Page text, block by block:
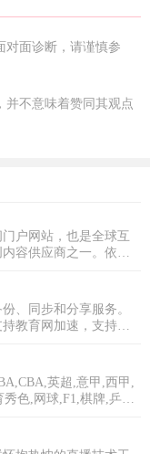
对面诊断，请谨慎参
并不意味着赞同其观点
户网站，也是全球互
容供应商之一。依托
、图片、视频等多样
中新网动态新闻及时
被国内外网络媒体大
、同步和分享服务。
教育网加速，支持手
英超,意甲,西甲,
色,网球,F1,棋牌,乒羽,